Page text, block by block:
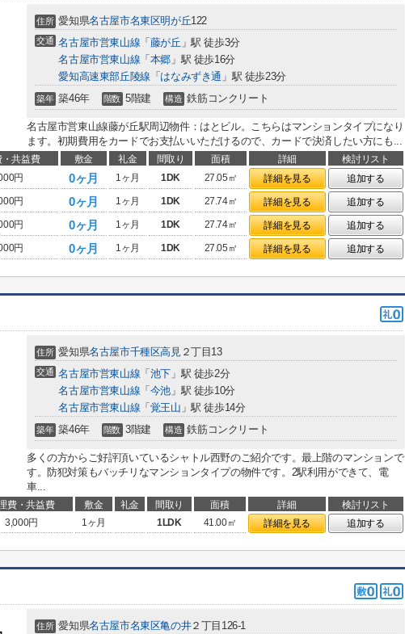
住所 愛知県名古屋市名東区明が丘122
交通 名古屋市営東山線 「 藤が丘 」駅 徒歩3分
名古屋市営東山線 「 本郷 」駅 徒歩16分
愛知高速東部丘陵線 「 はなみずき通 」駅 徒歩23分
築年 築46年 階数 5階建 構造 鉄筋コンクリート
名古屋市営東山線藤が丘駅周辺物件：はとビル。こちらはマンションタイプになり
ます。初期費用をカードでお支払いいただけるので、カードで決済したい方にも...
・共益費 敷金 礼金 間取り 面積 詳細
検討リスト
円 0ヶ月 1ヶ月 1DK 27.05㎡ 詳細を見る
追加する
円 0ヶ月 1ヶ月 1DK 27.74㎡ 詳細を見る
追加する
円 0ヶ月 1ヶ月 1DK 27.74㎡ 詳細を見る
追加する
円 0ヶ月 1ヶ月 1DK 27.05㎡ 詳細を見る 追加する
住所 愛知県名古屋市千種区高見２丁目13
交通 名古屋市営東山線 「 池下 」駅 徒歩2分
名古屋市営東山線 「 今池 」駅 徒歩10分
名古屋市営東山線 「 覚王山 」駅 徒歩14分
築年 築46年 階数 3階建 構造 鉄筋コンクリート
多くの方からご好評頂いているシャトル西野のご紹介です。最上階のマンションで
す。防犯対策もバッチリなマンションタイプの物件です。2駅利用ができて、電
車...
費・共益費 敷金 礼金 間取り 面積 詳細
検討リスト
3,000円 1ヶ月 1LDK 41.00㎡ 詳細を見る 追加する
住所 愛知県名古屋市名東区亀の井２丁目126-1